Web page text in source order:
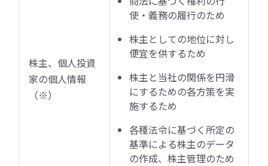
株主、個人投資
家の個人情報
（※）
使・義務の履行のため
株主としての地位に対し
便宜を供するため
株主と当社の関係を円滑
にするための各方策を実
施するため
各種法令に基づく所定の
基準による株主のデータ
の作成、株主管理のため